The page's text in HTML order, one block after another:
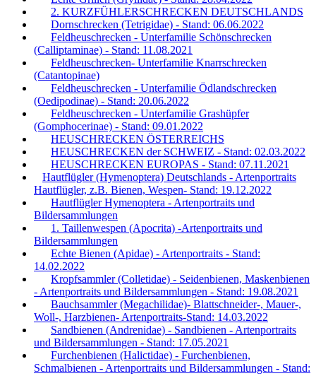
2. KURZFÜHLERSCHRECKEN DEUTSCHLANDS
Dornschrecken (Tetrigidae) - Stand: 06.06.2022
Feldheuschrecken - Unterfamilie Schönschrecken
(Calliptaminae) - Stand: 11.08.2021
Feldheuschrecken- Unterfamilie Knarrschrecken
(Catantopinae)
Feldheuschrecken - Unterfamilie Ödlandschrecken
(Oedipodinae) - Stand: 20.06.2022
Feldheuschrecken - Unterfamilie Grashüpfer
(Gomphocerinae) - Stand: 09.01.2022
HEUSCHRECKEN ÖSTERREICHS
HEUSCHRECKEN der SCHWEIZ - Stand: 02.03.2022
HEUSCHRECKEN EUROPAS - Stand: 07.11.2021
Hautflügler (Hymenoptera) Deutschlands - Artenportraits
Hautflügler, z.B. Bienen, Wespen- Stand: 19.12.2022
Hautflügler Hymenoptera - Artenportraits und
Bildersammlungen
1. Taillenwespen (Apocrita) -Artenportraits und
Bildersammlungen
Echte Bienen (Apidae) - Artenportraits - Stand:
14.02.2022
Kropfsammler (Colletidae) - Seidenbienen, Maskenbienen
- Artenportraits und Bildersammlungen - Stand: 19.08.2021
Bauchsammler (Megachilidae)- Blattschneider-, Mauer-,
Woll-, Harzbienen- Artenportraits-Stand: 14.03.2022
Sandbienen (Andrenidae) - Sandbienen - Artenportraits
und Bildersammlungen - Stand: 17.05.2021
Furchenbienen (Halictidae) - Furchenbienen,
Schmalbienen - Artenportraits und Bildersammlungen - Stand: